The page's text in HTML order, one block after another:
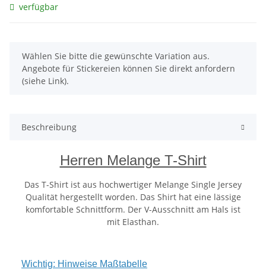
verfügbar
x
Wählen Sie bitte die gewünschte Variation aus.
Angebote für Stickereien können Sie direkt anfordern
(siehe Link).
Beschreibung
Herren Melange T-Shirt
Das T-Shirt ist aus hochwertiger Melange Single Jersey
Qualität hergestellt worden. Das Shirt hat eine lässige
komfortable Schnittform. Der V-Ausschnitt am Hals ist
mit Elasthan.
Wichtig: Hinweise Maßtabelle